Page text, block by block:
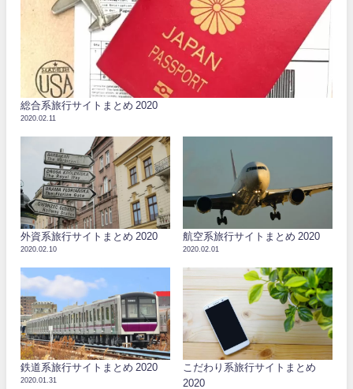
総合系旅行サイトまとめ 2020
2020.02.11
外資系旅行サイトまとめ 2020
2020.02.10
航空系旅行サイトまとめ 2020
2020.02.01
鉄道系旅行サイトまとめ 2020
2020.01.31
こだわり系旅行サイトまとめ
2020